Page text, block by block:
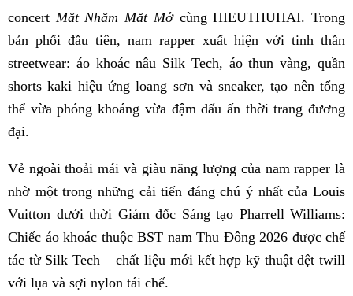
concert Mắt Nhắm Mắt Mởcùng HIEUTHUHAI. Trong
bản phối đầu tiên, nam rapper xuất hiện với tinh thần
streetwear: áo khoác nâu Silk Tech, áo thun vàng, quần
shorts kaki hiệu ứng loang sơn và sneaker, tạo nên tổng
thể vừa phóng khoáng vừa đậm dấu ấn thời trang đương
đại.
Vẻ ngoài thoải mái và giàu năng lượng của nam rapper là
nhờ một trong những cải tiến đáng chú ý nhất của Louis
Vuitton dưới thời Giám đốc Sáng tạo Pharrell Williams:
Chiếc áo khoác thuộc BST nam Thu Đông 2026 được chế
tác từ Silk Tech – chất liệu mới kết hợp kỹ thuật dệt twill
với lụa và sợi nylon tái chế.